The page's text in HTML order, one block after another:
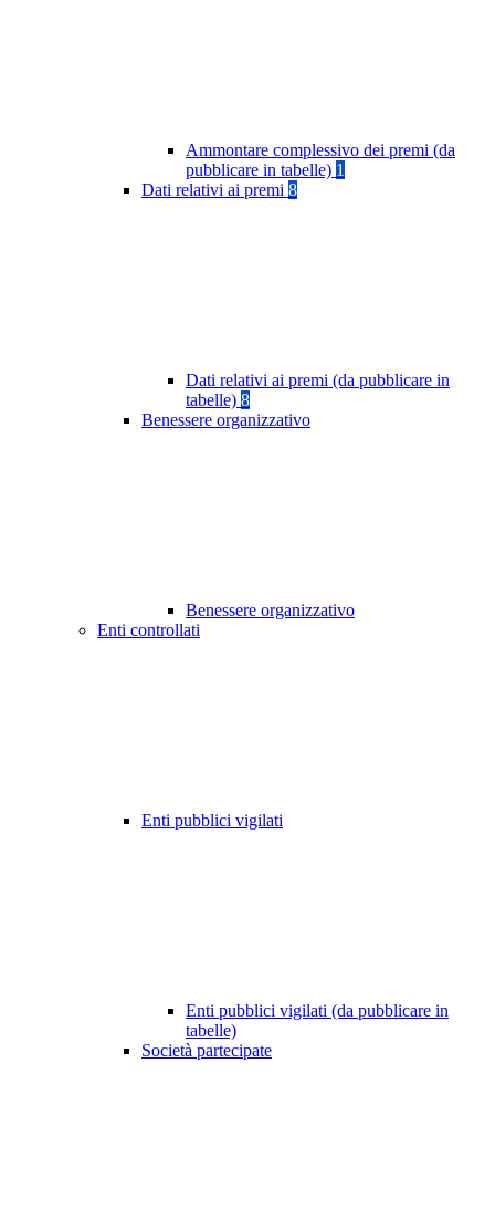
Ammontare complessivo dei premi (da
pubblicare in tabelle) 1
Dati relativi ai premi 8
Dati relativi ai premi (da pubblicare in
tabelle) 8
Benessere organizzativo
Benessere organizzativo
Enti controllati
Enti pubblici vigilati
Enti pubblici vigilati (da pubblicare in
tabelle)
Società partecipate